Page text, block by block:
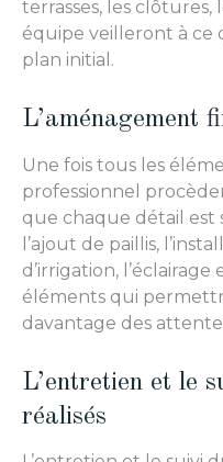
terrasses, les clôtures,
équipe veilleront à ce
plan initial.
L’aménagement
Une fois tous les
professionnel
que chaque détail est
l’ajout de paillis,
d’irrigation,
éléments qui
davantage des
L’entretien et le
réalisés